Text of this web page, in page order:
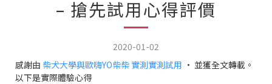
– 搶先試用心得評價
2020-01-02
感謝由 柴犬大學與歐嗨YO柴柴 實測實測試用 · 並獲全文轉載。
以下是實際體驗心得